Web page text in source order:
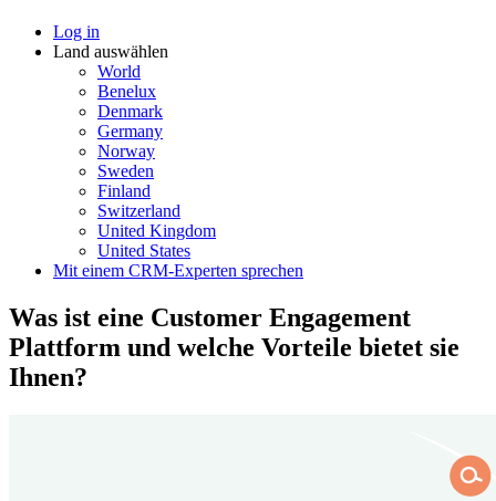
Log in
Land auswählen
World
Benelux
Denmark
Germany
Norway
Sweden
Finland
Switzerland
United Kingdom
United States
Mit einem CRM-Experten sprechen
Was ist eine Customer Engagement
Plattform und welche Vorteile bietet sie
Ihnen?